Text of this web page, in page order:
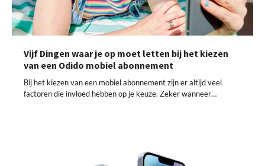
Vijf Dingen waar je op moet letten bij het kiezen
van een Odido mobiel abonnement
Bij het kiezen van een mobiel abonnement zijn er altijd veel
factoren die invloed hebben op je keuze. Zeker wanneer…